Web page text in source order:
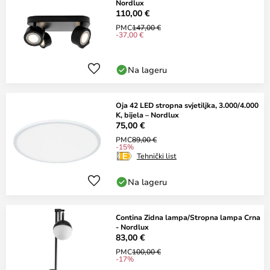
Nordlux
110,00 €
PMC147,00 €
-37,00 €
Na lageru
Oja 42 LED stropna svjetiljka, 3.000/4.000
K, bijela – Nordlux
75,00 €
PMC89,00 €
-15%
Tehnički list
Na lageru
Contina Zidna lampa/Stropna lampa Crna
- Nordlux
83,00 €
PMC100,00 €
-17%